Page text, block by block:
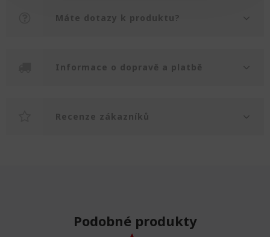
Máte dotazy k produktu?
Informace o dopravě a platbě
Recenze zákazníků
Podobné produkty